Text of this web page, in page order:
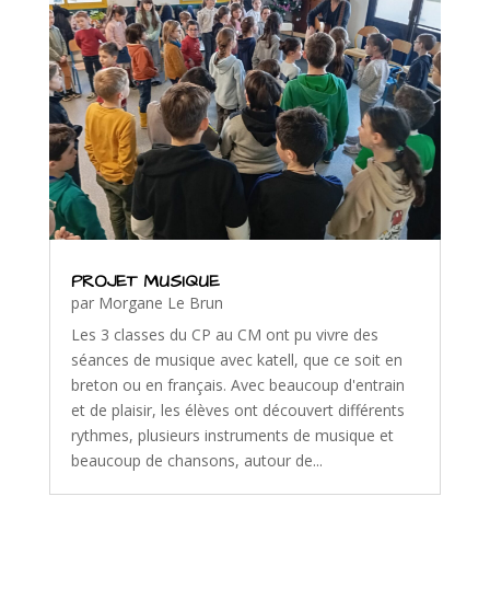
PROJET MUSIQUE
par Morgane Le Brun
Les 3 classes du CP au CM ont pu vivre des
séances de musique avec katell, que ce soit en
breton ou en français. Avec beaucoup d'entrain
et de plaisir, les élèves ont découvert différents
rythmes, plusieurs instruments de musique et
beaucoup de chansons, autour de...